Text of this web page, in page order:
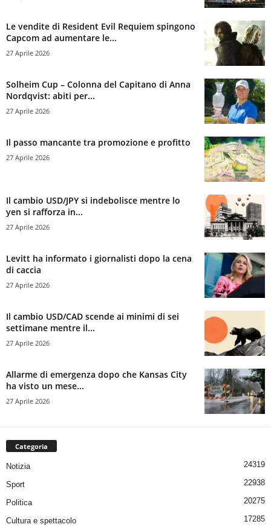
Le vendite di Resident Evil Requiem spingono
Capcom ad aumentare le...
27 Aprile 2026
Solheim Cup – Colonna del Capitano di Anna
Nordqvist: abiti per...
27 Aprile 2026
Il passo mancante tra promozione e profitto
27 Aprile 2026
Il cambio USD/JPY si indebolisce mentre lo
yen si rafforza in...
27 Aprile 2026
Levitt ha informato i giornalisti dopo la cena
di caccia
27 Aprile 2026
Il cambio USD/CAD scende ai minimi di sei
settimane mentre il...
27 Aprile 2026
Allarme di emergenza dopo che Kansas City
ha visto un mese...
27 Aprile 2026
Categoria
Notizia 24319
Sport 22938
Politica 20275
Cultura e spettacolo 17285